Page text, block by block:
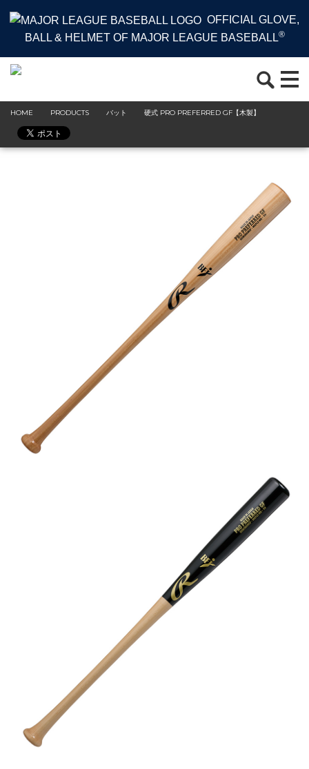
OFFICIAL GLOVE,
BALL & HELMET OF MAJOR LEAGUE BASEBALL®
HOME PRODUCTS バット 硬式 PRO PREFERRED GF【木製】